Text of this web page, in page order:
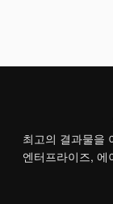
최고의 결과물을
엔터프라이즈,